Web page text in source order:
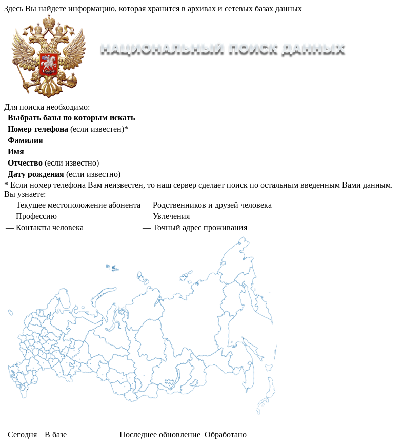
Здесь Вы найдете информацию, которая хранится в архивах и сетевых базах данных
Для поиска необходимо:
Выбрать базы по которым искать
Номер телефона (если известен)*
Фамилия
Имя
Отчество (если известно)
Дату рождения (если известно)
* Если номер телефона Вам неизвестен, то наш сервер сделает поиск по остальным введенным Вами данным.
Вы узнаете:
— Текущее местоположение абонента — Родственников и друзей человека
— Профессию
— Увлечения
— Контакты человека
— Точный адрес проживания
Сегодня
В базе
Последнее обновление Обработано